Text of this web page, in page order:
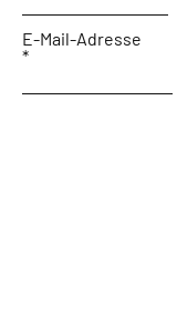
E-Mail-Adresse